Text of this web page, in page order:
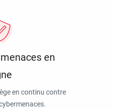
en
en continu contre